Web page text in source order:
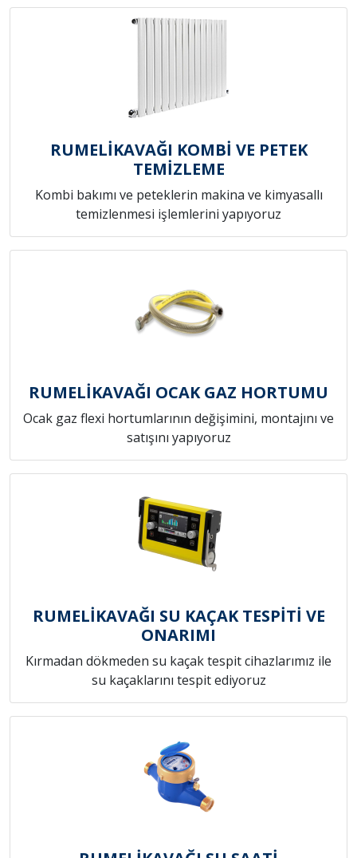
RUMELİKAVAĞI KOMBİ VE PETEK
TEMİZLEME
Kombi bakımı ve peteklerin makina ve kimyasallı
temizlenmesi işlemlerini yapıyoruz
RUMELİKAVAĞI OCAK GAZ HORTUMU
Ocak gaz flexi hortumlarının değişimini, montajını ve
satışını yapıyoruz
RUMELİKAVAĞI SU KAÇAK TESPİTİ VE
ONARIMI
Kırmadan dökmeden su kaçak tespit cihazlarımız ile
su kaçaklarını tespit ediyoruz